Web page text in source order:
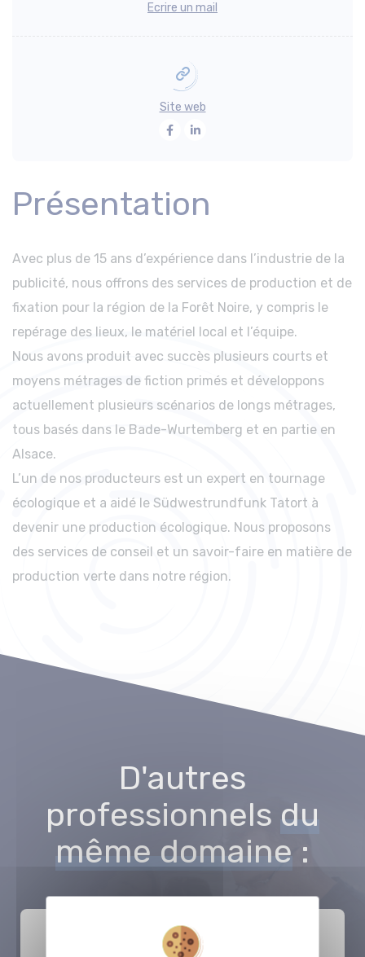
Ecrire un mail
Site web
Facebook
Présentation
Avec plus de 15 ans d’expérience dans l’industrie de la
publicité, nous offrons des services de production et de
fixation pour la région de la Forêt Noire, y compris le
repérage des lieux, le matériel local et l’équipe.
Nous avons produit avec succès plusieurs courts et
moyens métrages de fiction primés et développons
actuellement plusieurs scénarios de longs métrages,
tous basés dans le Bade-Wurtemberg et en partie en
Alsace.
L’un de nos producteurs est un expert en tournage
écologique et a aidé le Südwestrundfunk Tatort à
devenir une production écologique. Nous proposons
des services de conseil et un savoir-faire en matière de
production verte dans notre région.
D'autres
professionnels du
même domaine :